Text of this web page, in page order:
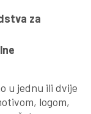
za
u jednu ili dvije
logom,